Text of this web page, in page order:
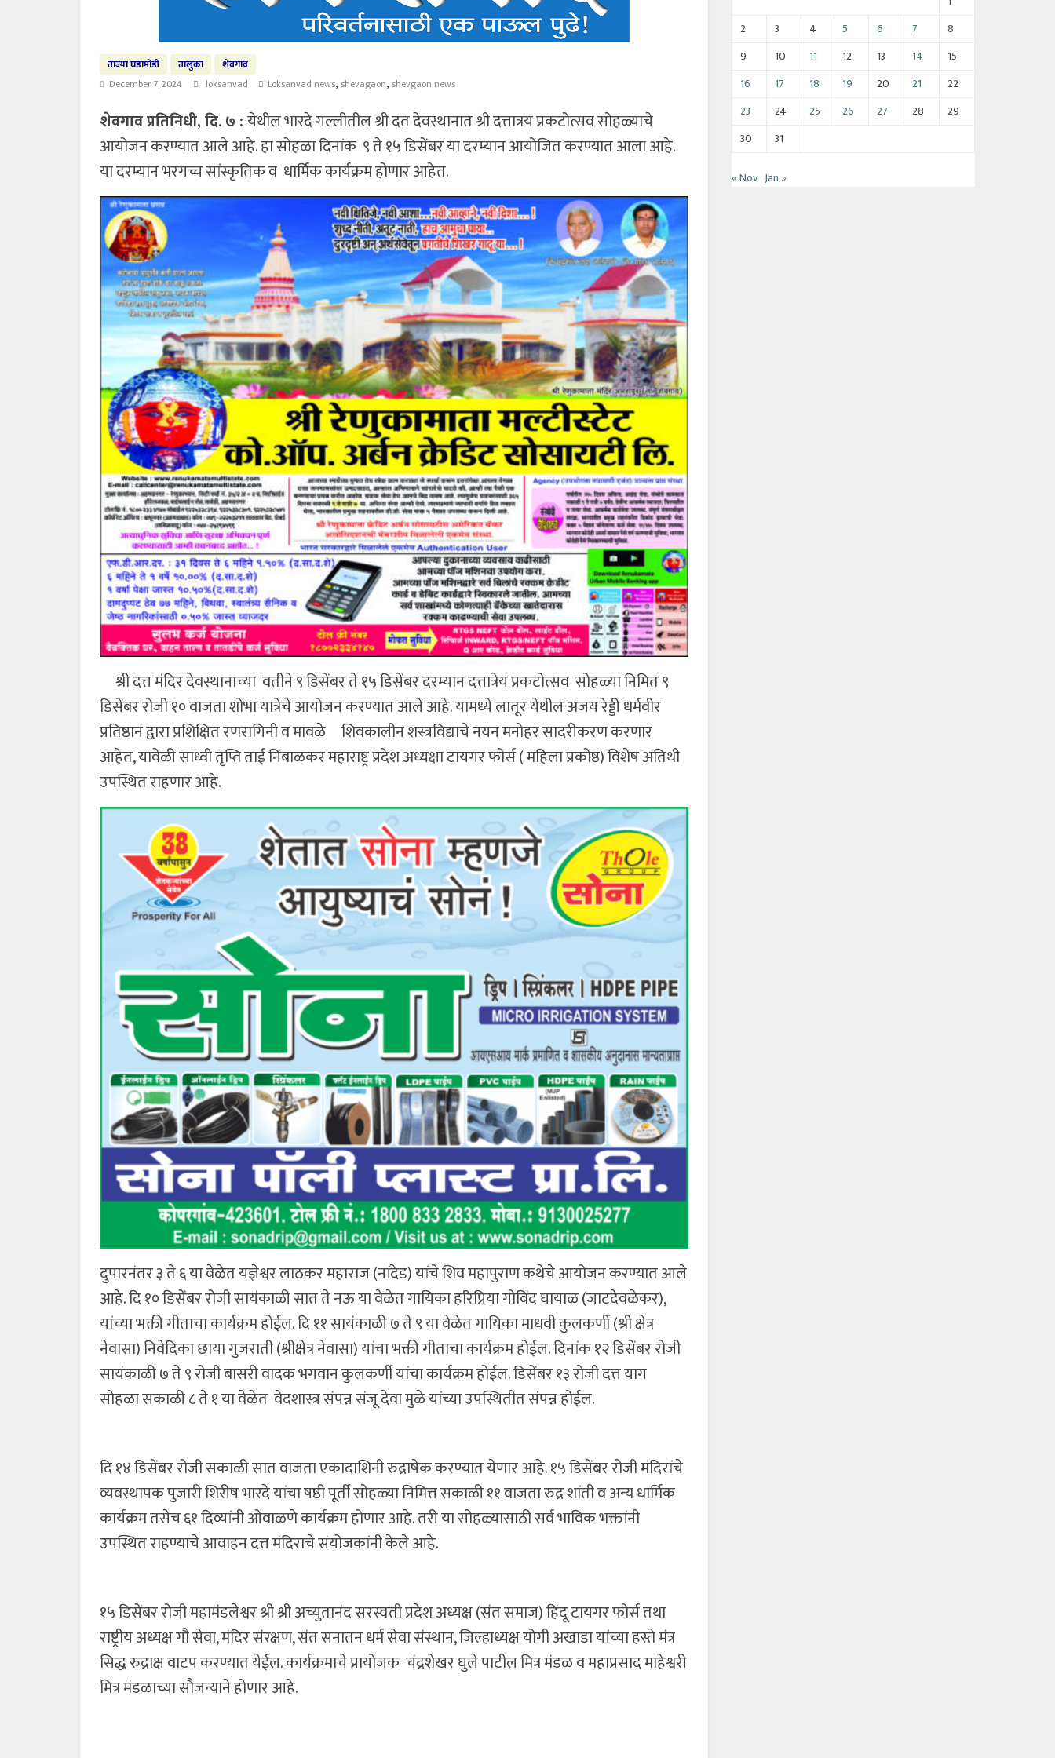
ताज्या घडामोडी तालुका
शेवगांव
December 7, 2024
loksanvad Loksanvad news, shevagaon, shevgaon news
शेवगाव प्रतिनिधी, दि. ७ :येथील भारदे गल्लीतील श्री दत देवस्थानात श्री दत्तात्रय प्रकटोत्सव सोहळ्याचे
आयोजन करण्यात आले आहे. हा सोहळा दिनांक ९ ते १५ डिसेंबर या दरम्यान आयोजित करण्यात आला आहे.
या दरम्यान भरगच्च सांस्कृतिक व धार्मिक कार्यक्रम होणार आहेत.
श्री दत्त मंदिर देवस्थानाच्या वतीने ९ डिसेंबर ते १५ डिसेंबर दरम्यान दत्तात्रेय प्रकटोत्सव सोहळ्या निमित ९
डिसेंबर रोजी १० वाजता शोभा यात्रेचे आयोजन करण्यात आले आहे. यामध्ये लातूर येथील अजय रेड्डी धर्मवीर
प्रतिष्ठान द्वारा प्रशिक्षित रणरागिनी व मावळे शिवकालीन शस्त्रविद्याचे नयन मनोहर सादरीकरण करणार
आहेत, यावेळी साध्वी तृप्ति ताई निंबाळकर महाराष्ट्र प्रदेश अध्यक्षा टायगर फोर्स ( महिला प्रकोष्ठ) विशेष अतिथी
उपस्थित राहणार आहे.
दुपारनंतर ३ ते ६ या वेळेत यज्ञेश्वर लाठकर महाराज (नांदेड) यांचे शिव महापुराण कथेचे आयोजन करण्यात आले
आहे. दि १० डिसेंबर रोजी सायंकाळी सात ते नऊ या वेळेत गायिका हरिप्रिया गोविंद घायाळ (जाटदेवळेकर),
यांच्या भक्ती गीताचा कार्यक्रम होईल. दि ११ सायंकाळी ७ ते ९ या वेळेत गायिका माधवी कुलकर्णी (श्री क्षेत्र
नेवासा) निवेदिका छाया गुजराती (श्रीक्षेत्र नेवासा) यांचा भक्ती गीताचा कार्यक्रम होईल. दिनांक १२ डिसेंबर रोजी
सायंकाळी ७ ते ९ रोजी बासरी वादक भगवान कुलकर्णी यांचा कार्यक्रम होईल. डिसेंबर १३ रोजी दत्त याग
सोहळा सकाळी ८ ते १ या वेळेत वेदशास्त्र संपन्न संजू देवा मुळे यांच्या उपस्थितीत संपन्न होईल.
दि १४ डिसेंबर रोजी सकाळी सात वाजता एकादाशिनी रुद्राषेक करण्यात येणार आहे. १५ डिसेंबर रोजी मंदिरांचे
व्यवस्थापक पुजारी शिरीष भारदे यांचा षष्ठी पूर्ती सोहळ्या निमित्त सकाळी ११ वाजता रुद्र शांती व अन्य धार्मिक
कार्यक्रम तसेच ६१ दिव्यांनी ओवाळणे कार्यक्रम होणार आहे. तरी या सोहळ्यासाठी सर्व भाविक भक्तांनी
उपस्थित राहण्याचे आवाहन दत्त मंदिराचे संयोजकांनी केले आहे.
१५ डिसेंबर रोजी महामंडलेश्वर श्री श्री अच्युतानंद सरस्वती प्रदेश अध्यक्ष (संत समाज) हिंदू टायगर फोर्स तथा
राष्ट्रीय अध्यक्ष गौ सेवा, मंदिर संरक्षण, संत सनातन धर्म सेवा संस्थान, जिल्हाध्यक्ष योगी अखाडा यांच्या हस्ते मंत्र
सिद्ध रुद्राक्ष वाटप करण्यात येईल. कार्यक्रमाचे प्रायोजक चंद्रशेखर घुले पाटील मित्र मंडळ व महाप्रसाद माहेश्वरी
मित्र मंडळाच्या सौजन्याने होणार आहे.
2
3 4 5 6 7
8
9
10 11 12 13 14
15
16
17 18 19 20 21
22
23
24 25 26 27 28
29
30
31
« Nov Jan »